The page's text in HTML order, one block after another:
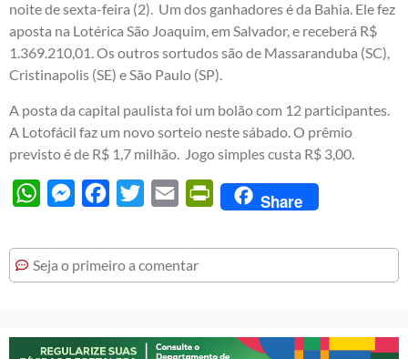
noite de sexta-feira (2). Um dos ganhadores é da Bahia. Ele fez
aposta na Lotérica São Joaquim, em Salvador, e receberá R$
1.369.210,01. Os outros sortudos são de Massaranduba (SC),
Cristinapolis (SE) e São Paulo (SP).
A posta da capital paulista foi um bolão com 12 participantes.
A Lotofácil faz um novo sorteio neste sábado. O prêmio
previsto é de R$ 1,7 milhão. Jogo simples custa R$ 3,00.
WhatsAppMessengerFacebook
Twitter Email PrintFriendly
Share
Seja o primeiro a comentar